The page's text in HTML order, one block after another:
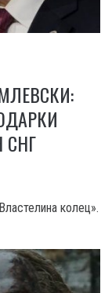
СНГ
колец».